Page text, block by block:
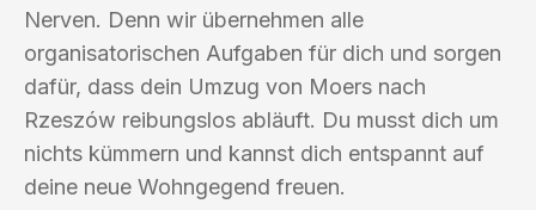
Nerven. Denn wir übernehmen alle
organisatorischen Aufgaben für dich und sorgen
dafür, dass dein Umzug von Moers nach
Rzeszów reibungslos abläuft. Du musst dich um
nichts kümmern und kannst dich entspannt auf
deine neue Wohngegend freuen.